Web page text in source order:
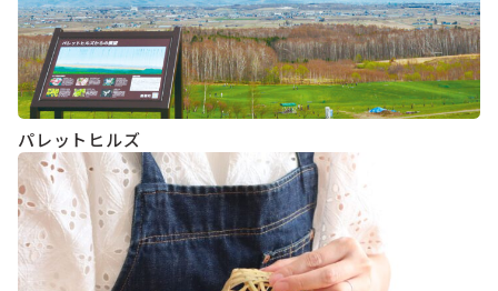
パレットヒルズ